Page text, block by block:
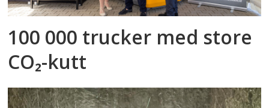
100 000 trucker med store
CO₂-kutt